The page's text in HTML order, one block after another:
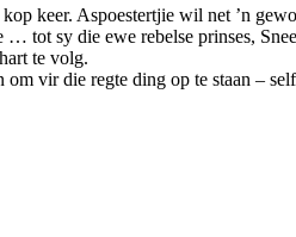
keer. Aspoestertjie wil net ’n
tot sy die ewe rebelse prinses,
te volg.
vir die regte ding op te staan –